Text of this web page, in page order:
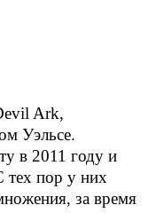
Ark,
Уэльсе.
в 2011 году и
тех пор у них
за время